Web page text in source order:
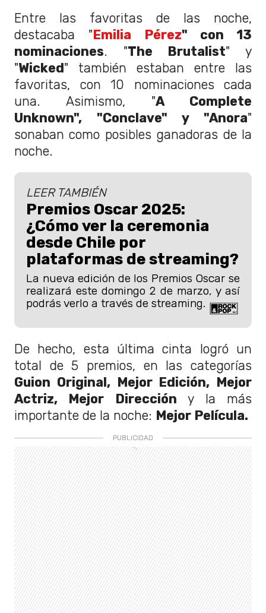
Entre las favoritas de las noche,
destacaba "Emilia Pérez" con 13
nominaciones. "The Brutalist" y
"Wicked" también estaban entre las
favoritas, con 10 nominaciones cada
una. Asimismo, "A Complete
Unknown", "Conclave" y "Anora"
sonaban como posibles ganadoras de la
noche.
LEER TAMBIÉN
Premios Oscar 2025:
¿Cómo ver la ceremonia
desde Chile por
plataformas de streaming?
La nueva edición de los Premios Oscar se
realizará este domingo 2 de marzo, y así
podrás verlo a través de streaming.
De hecho, esta última cinta logró un
total de 5 premios, en las categorías
Guion Original, Mejor Edición, Mejor
Actriz, Mejor Dirección y la más
importante de la noche: Mejor Película.